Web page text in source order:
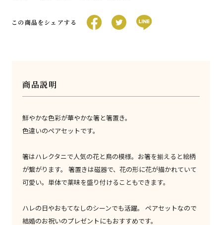
この商品をシェアする
商品説明
鮮やかな色彩が華やかな箸と箸置き。
色違いのペアセットです。
箸はハレクタニで人気の花と鳥の模様。お箸を揃えると絵柄
が繋がります。 箸置きは磁器で、花の形に花が描かれていて
可愛い。単体で薬味を盛り付けることもできます。
ハレの日やおもてなしのシーンでも活躍。 ペアセットなので
結婚のお祝いのプレゼントにもおすすめです。